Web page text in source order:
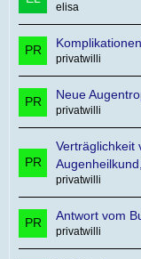
elisa
privatwilli
Neue
privatwilli
Verträglichkeit
privatwilli
Antwort vom
privatwilli